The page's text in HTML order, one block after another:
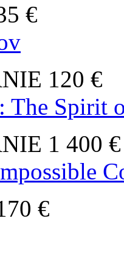
€
120 €
The Spirit
1 400 €
€